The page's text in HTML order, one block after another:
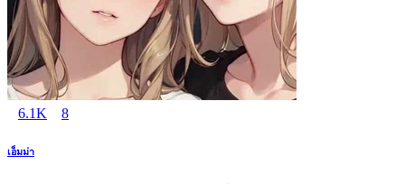
6.1K 8
เอ็มม่า